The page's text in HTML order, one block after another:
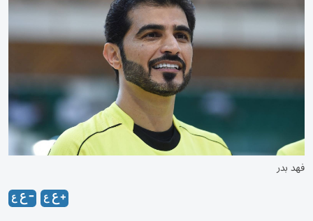
فهد بدر